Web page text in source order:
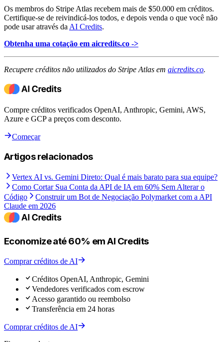
Os membros do Stripe Atlas recebem mais de $50.000 em créditos.
Certifique-se de reivindicá-los todos, e depois venda o que você não
pode usar através daAI Credits.
Obtenha uma cotação em aicredits.co ->
Recupere créditos não utilizados do Stripe Atlas em aicredits.co.
Compre créditos verificados OpenAI, Anthropic, Gemini, AWS,
Azure e GCP a preços com desconto.
Começar
Artigos relacionados
Vertex AI vs. Gemini Direto: Qual é mais barato para sua equipe?
Como Cortar Sua Conta da API de IA em 60% Sem Alterar o
Código
Construir um Bot de Negociação Polymarket com a API
Claude em 2026
Economize até 60% em AI Credits
Comprar créditos de AI
Créditos OpenAI, Anthropic, Gemini
Vendedores verificados com escrow
Acesso garantido ou reembolso
Transferência em 24 horas
Comprar créditos de AI